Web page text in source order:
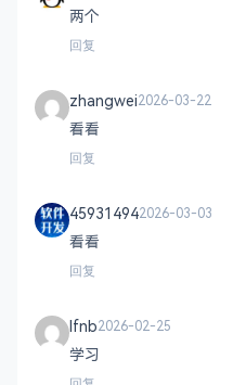
两个
回复
zhangwei2026-03-22
看看
回复
459314942026-03-03
看看
回复
lfnb2026-02-25
学习